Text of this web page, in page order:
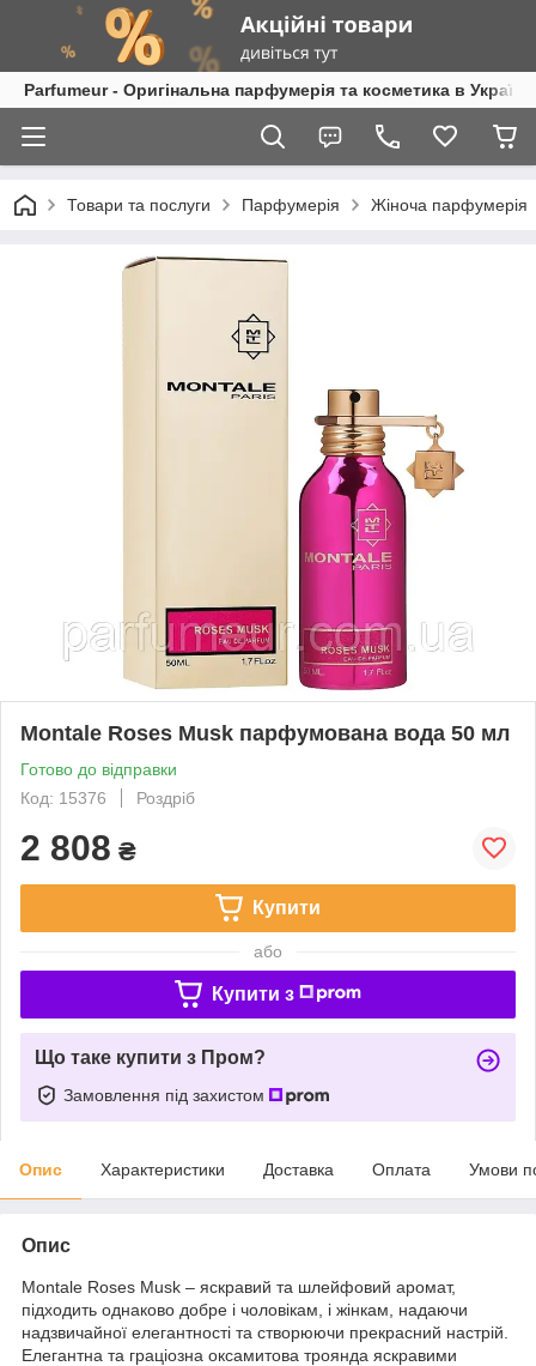
Parfumeur - Оригінальна парфумерія та косметика в Україні
Товари та послуги Парфумерія Жіноча парфумерія
Montale Roses Musk парфумована вода 50 мл
Готово до відправки
Код: 15376
Роздріб
2 808 ₴
Купити
або
Купити з
Що таке купити з Пром?
Замовлення під захистом
Опис Характеристики Доставка Оплата Умови
Опис
Montale Roses Musk – яскравий та шлейфовий аромат,
підходить однаково добре і чоловікам, і жінкам, надаючи
надзвичайної елегантності та створюючи прекрасний настрій.
Елегантна та граціозна оксамитова троянда яскравими